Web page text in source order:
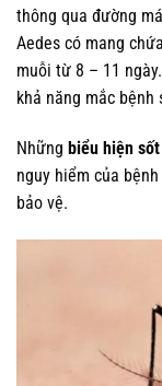
thông qua đường
Aedes có mang
muỗi từ 8 – 11
khả năng mắc bệnh
Những biểu hiện
nguy hiểm của
bảo vệ.